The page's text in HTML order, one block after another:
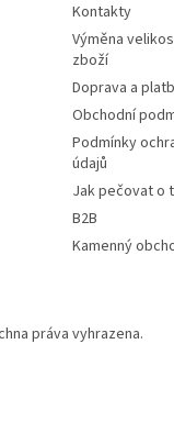
Kontakty
Výměna
zboží
Doprava a
Obchodní
Podmínky
údajů
Jak pečovat o
B2B
Kamenný
práva vyhrazena.